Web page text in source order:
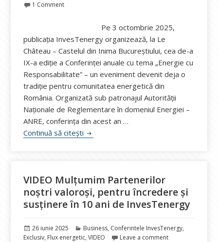
1 Comment
Pe 3 octombrie 2025,
publicația InvesTenergy organizează, la Le
Château – Castelul din Inima Bucureștiului, cea de-a
IX-a ediție a Conferinței anuale cu tema „Energie cu
Responsabilitate” – un eveniment devenit deja o
tradiție pentru comunitatea energetică din
România. Organizată sub patronajul Autorității
Naționale de Reglementare în domeniul Energiei –
ANRE, conferința din acest an …
Continuă să citești “Energie cu Responsabilitate”.
VIDEO Mulțumim Partenerilor
noștri valoroși, pentru încredere și
susținere în 10 ani de InvesTenergy
Publicat
pe
26 iunie 2025 Categorii
Business, Conferintele InvesTenergy,
Exclusiv, Flux energetic,VIDEO Leave a comment